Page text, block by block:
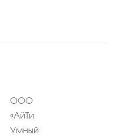
ООО
«АйТи
Умный